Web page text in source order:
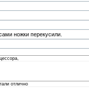
ножки перекусили.
отлично